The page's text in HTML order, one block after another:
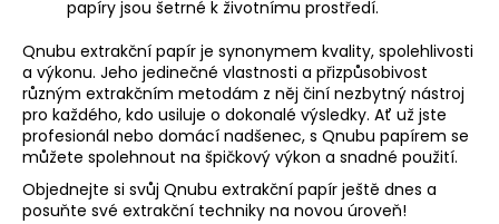
papíry jsou šetrné k životnímu prostředí.
Qnubu extrakční papír je synonymem kvality, spolehlivosti
a výkonu. Jeho jedinečné vlastnosti a přizpůsobivost
různým extrakčním metodám z něj činí nezbytný nástroj
pro každého, kdo usiluje o dokonalé výsledky. Ať už jste
profesionál nebo domácí nadšenec, s Qnubu papírem se
můžete spolehnout na špičkový výkon a snadné použití.
Objednejte si svůj Qnubu extrakční papír ještě dnes a
posuňte své extrakční techniky na novou úroveň!